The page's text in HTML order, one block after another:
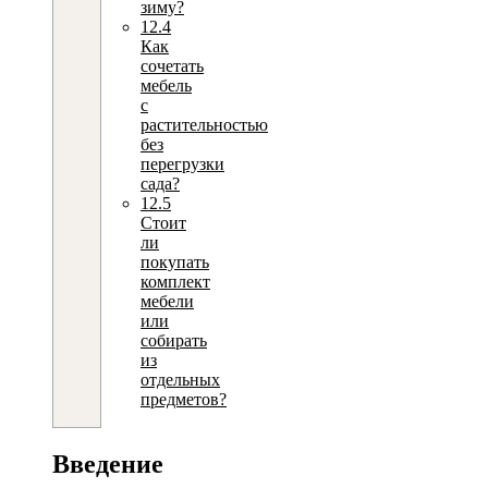
зиму?
12.4
Как
сочетать
мебель
с
растительностью
без
перегрузки
сада?
12.5
Стоит
ли
покупать
комплект
мебели
или
собирать
из
отдельных
предметов?
Введение